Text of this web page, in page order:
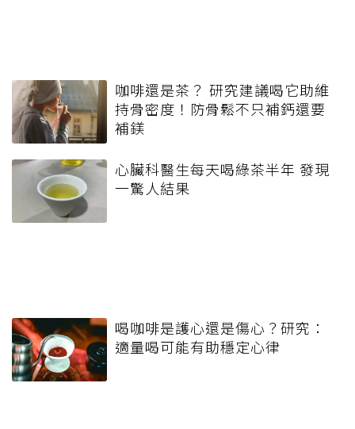
咖啡還是茶？ 研究建議喝它助維
持骨密度！防骨鬆不只補鈣還要
補鎂
心臟科醫生每天喝綠茶半年 發現
一驚人結果
喝咖啡是護心還是傷心？研究：
適量喝可能有助穩定心律